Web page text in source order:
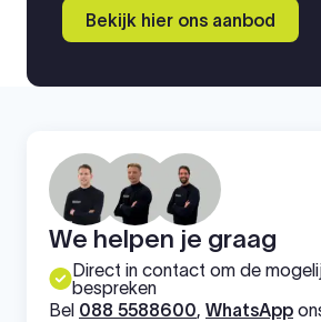
Bekijk hier ons aanbod
We helpen je graag
Direct in contact om de
bespreken
Bel 088 5588600, WhatsApp